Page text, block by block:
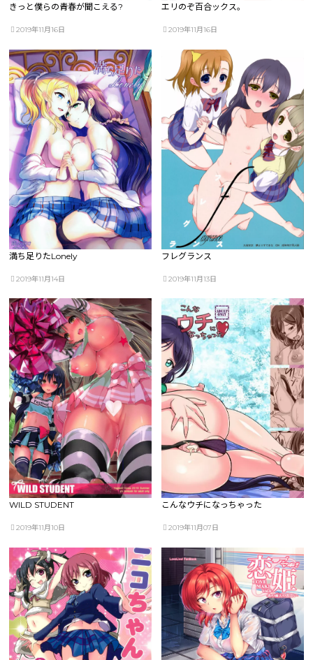
きっと僕らの青春が聞こえる?
2019年11月16日
エリのぞ百合ックス。
2019年11月16日
満ち足りたLonely
2019年11月14日
フレグランス
2019年11月13日
WILD STUDENT
2019年11月10日
こんなウチになっちゃった
2019年11月07日